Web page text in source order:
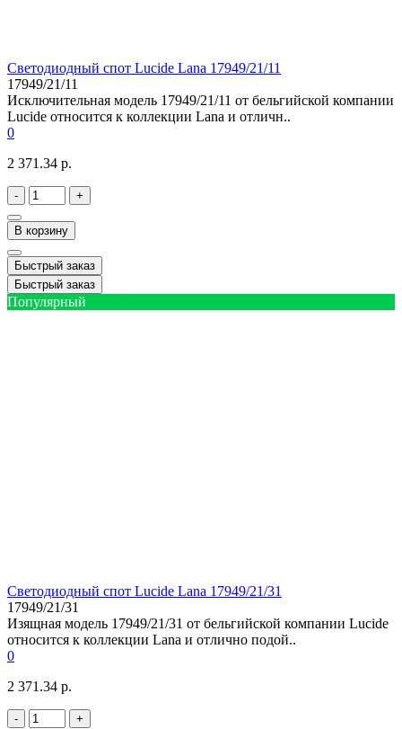
Светодиодный спот Lucide Lana 17949/21/11
17949/21/11
Исключительная модель 17949/21/11 от бельгийской компании
Lucide относится к коллекции Lana и отличн..
0
2 371.34 р.
- +
В корзину
Быстрый заказ
Быстрый заказ
Популярный
Светодиодный спот Lucide Lana 17949/21/31
17949/21/31
Изящная модель 17949/21/31 от бельгийской компании Lucide
относится к коллекции Lana и отлично подой..
0
2 371.34 р.
- +